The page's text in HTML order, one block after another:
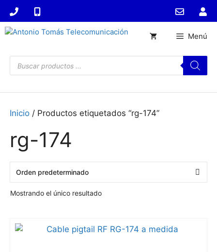
Saltar
contenido
Búsqueda
de
productos
Menú
Inicio / Productos etiquetados “rg-174”
rg-174
Mostrando el único resultado